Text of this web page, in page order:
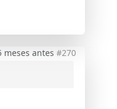
meses antes #270